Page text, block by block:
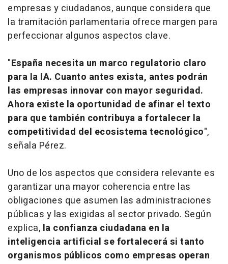
empresas y ciudadanos, aunque considera que
la tramitación parlamentaria ofrece margen para
perfeccionar algunos aspectos clave.
"España necesita un marco regulatorio claro
para la IA. Cuanto antes exista, antes podrán
las empresas innovar con mayor seguridad.
Ahora existe la oportunidad de afinar el texto
para que también contribuya a fortalecer la
competitividad del ecosistema tecnológico",
señala Pérez.
Uno de los aspectos que considera relevante es
garantizar una mayor coherencia entre las
obligaciones que asumen las administraciones
públicas y las exigidas al sector privado. Según
explica, la confianza ciudadana en la
inteligencia artificial se fortalecerá si tanto
organismos públicos como empresas operan